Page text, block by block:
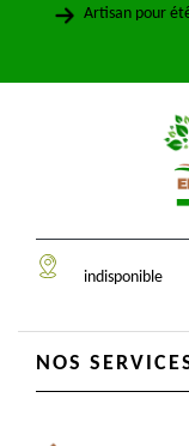
Artisan pour
indisponible
NOS